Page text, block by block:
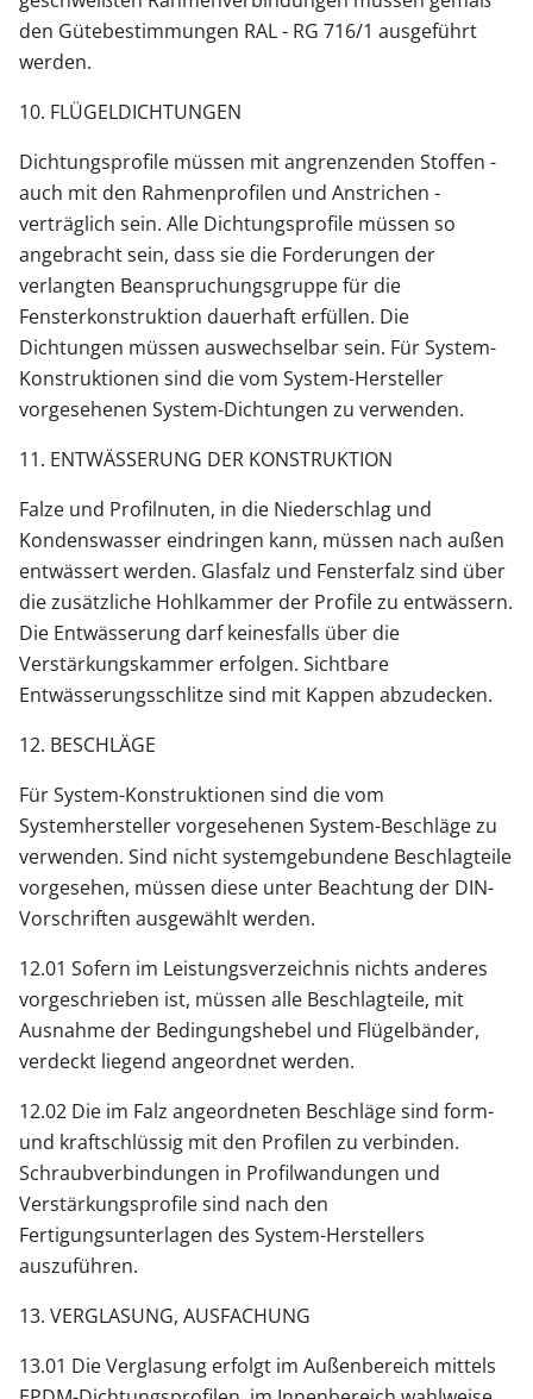
den Gütebestimmungen RAL - RG 716/1 ausgeführt
werden.
10. FLÜGELDICHTUNGEN
Dichtungsprofile müssen mit angrenzenden Stoffen -
auch mit den Rahmenprofilen und Anstrichen -
verträglich sein. Alle Dichtungsprofile müssen so
angebracht sein, dass sie die Forderungen der
verlangten Beanspruchungsgruppe für die
Fensterkonstruktion dauerhaft erfüllen. Die
Dichtungen müssen auswechselbar sein. Für System-
Konstruktionen sind die vom System-Hersteller
vorgesehenen System-Dichtungen zu verwenden.
11. ENTWÄSSERUNG DER KONSTRUKTION
Falze und Profilnuten, in die Niederschlag und
Kondenswasser eindringen kann, müssen nach außen
entwässert werden. Glasfalz und Fensterfalz sind über
die zusätzliche Hohlkammer der Profile zu entwässern.
Die Entwässerung darf keinesfalls über die
Verstärkungskammer erfolgen. Sichtbare
Entwässerungsschlitze sind mit Kappen abzudecken.
12. BESCHLÄGE
Für System-Konstruktionen sind die vom
Systemhersteller vorgesehenen System-Beschläge zu
verwenden. Sind nicht systemgebundene Beschlagteile
vorgesehen, müssen diese unter Beachtung der DIN-
Vorschriften ausgewählt werden.
12.01 Sofern im Leistungsverzeichnis nichts anderes
vorgeschrieben ist, müssen alle Beschlagteile, mit
Ausnahme der Bedingungshebel und Flügelbänder,
verdeckt liegend angeordnet werden.
12.02 Die im Falz angeordneten Beschläge sind form-
und kraftschlüssig mit den Profilen zu verbinden.
Schraubverbindungen in Profilwandungen und
Verstärkungsprofile sind nach den
Fertigungsunterlagen des System-Herstellers
auszuführen.
13. VERGLASUNG, AUSFACHUNG
13.01 Die Verglasung erfolgt im Außenbereich mittels